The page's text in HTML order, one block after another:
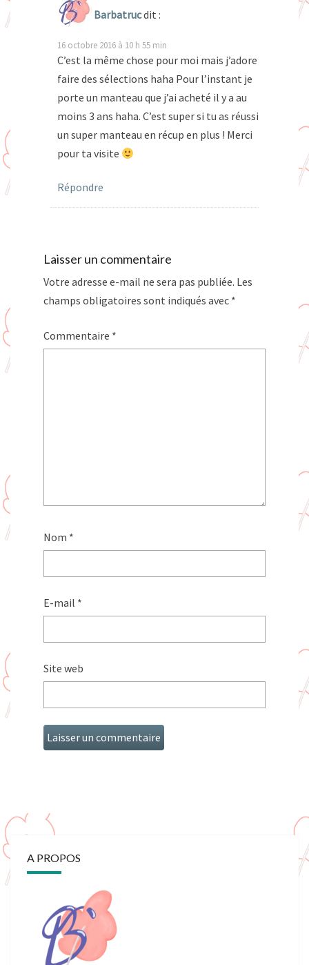
Barbatrucdit :
16 octobre 2016 à 10 h 55 min
C’est la même chose pour moi mais j’adore
faire des sélections haha Pour l’instant je
porte un manteau que j’ai acheté il y a au
moins 3 ans haha. C’est super si tu as réussi
un super manteau en récup en plus ! Merci
pour ta visite
Répondre
Laisser un commentaire
Votre adresse e-mail ne sera pas publiée. Les
champs obligatoires sont indiqués avec *
Commentaire *
Nom *
E-mail *
Site web
A PROPOS